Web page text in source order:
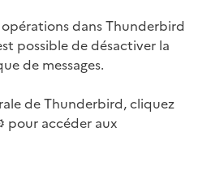
dans Thunderbird
possible de désactiver la
de messages.
de Thunderbird, cliquez
pour accéder aux